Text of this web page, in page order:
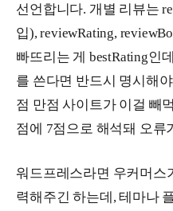
선언합니다. 개별 리뷰는
입), reviewRating,
빠뜨리는 게 bestRating인
를 쓴다면 반드시 명시해
점 만점 사이트가 이걸 빼
점에 7점으로 해석돼 오류
워드프레스라면 우커머스
력해주긴 하는데, 테마나